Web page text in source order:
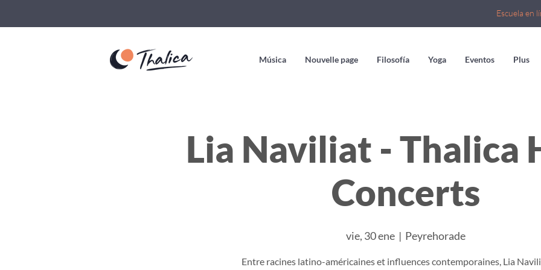
Escuela en
Música Nouvelle page Filosofía Yoga Eventos Plus
Lia Naviliat - Thalica
Concerts
vie, 30 ene
  |
Peyrehorade
Entre racines latino-américaines et influences contemporaines, Lia